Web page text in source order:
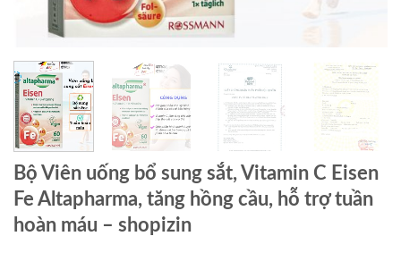
Bộ Viên uống bổ sung sắt, Vitamin C Eisen
Fe Altapharma, tăng hồng cầu, hỗ trợ tuần
hoàn máu – shopizin